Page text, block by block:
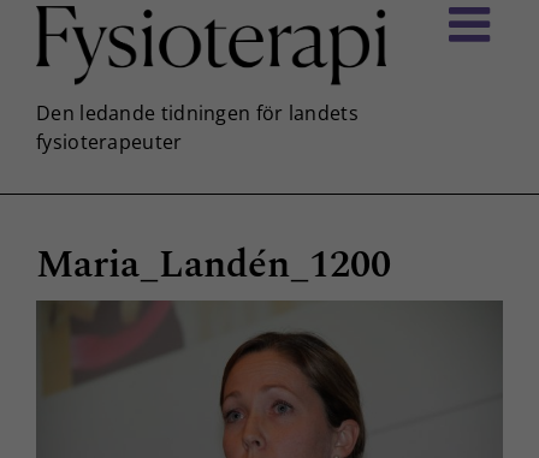
innehållet
Maria_Landén_1200